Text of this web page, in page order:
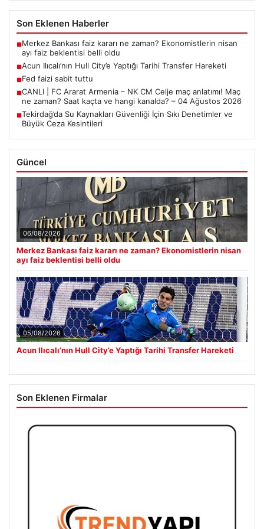
Son Eklenen Haberler
■Merkez Bankası faiz kararı ne zaman? Ekonomistlerin nisan
ayı faiz beklentisi belli oldu
■Acun Ilıcalı’nın Hull City’e Yaptığı Tarihi Transfer Hareketi
■Fed faizi sabit tuttu
■CANLI | FC Ararat Armenia – NK CM Celje maç anlatımı! Maç
ne zaman? Saat kaçta ve hangi kanalda? – 04 Ağustos 2026
■Tekirdağ’da Su Kaynakları Güvenliği İçin Sıkı Denetimler ve
Büyük Ceza Kesintileri
Güncel
06/08/2026
Merkez Bankası faiz kararı ne zaman? Ekonomistlerin nisan
ayı faiz beklentisi belli oldu
05/08/2026
Acun Ilıcalı’nın Hull City’e Yaptığı Tarihi Transfer Hareketi
Son Eklenen Firmalar